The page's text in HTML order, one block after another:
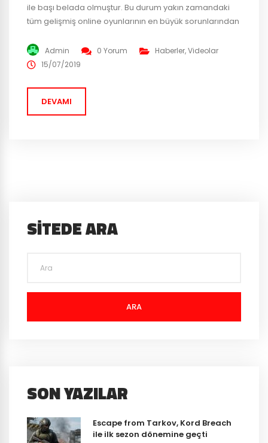
ile başı belada olmuştur. Bu durum yakın zamandaki
tüm gelişmiş online oyunlarının en büyük sorunlarından
diyebilmek için büyük adımlar atmaya kararlı. Şirket,
anti-hile sistemleri için harcadıkları bu eforu ve
planda nasıl çalıştıklarını tüm oyuncularına...
Admin 0 Yorum Haberler,Videolar
15/07/2019
DEVAMI
SITEDE ARA
ARA
SON YAZILAR
Escape from Tarkov, Kord Breach
ile ilk sezon dönemine geçti